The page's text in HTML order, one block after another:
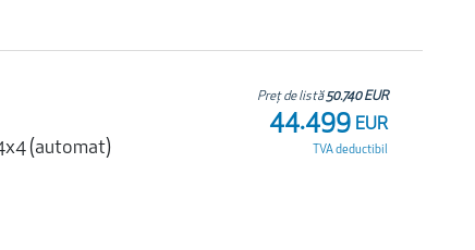
(automat)
Preț de listă50.740 EUR
44.499 EUR
TVA deductibil